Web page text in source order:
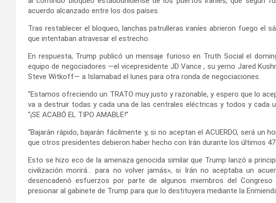
acuerdo alcanzado entre los dos países.
Tras restablecer el bloqueo, lanchas patrulleras iraníes abrieron fuego el
que intentaban atravesar el estrecho.
En respuesta, Trump publicó un mensaje furioso en Truth Social el
equipo de negociadores —el vicepresidente JD Vance , su yerno Jared
Steve Witkoff— a Islamabad el lunes para otra ronda de negociaciones.
“Estamos ofreciendo un TRATO muy justo y razonable, y espero que lo
va a destruir todas y cada una de las centrales eléctricas y todos y cada
“¡SE ACABÓ EL TIPO AMABLE!”
“Bajarán rápido, bajarán fácilmente y, si no aceptan el ACUERDO, será un
que otros presidentes debieron haber hecho con Irán durante los últimos 47
Esto se hizo eco de la amenaza genocida similar que Trump lanzó a
civilización morirá… para no volver jamás», si Irán no aceptaba un
desencadenó esfuerzos por parte de algunos miembros del
presionar al gabinete de Trump para que lo destituyera mediante la